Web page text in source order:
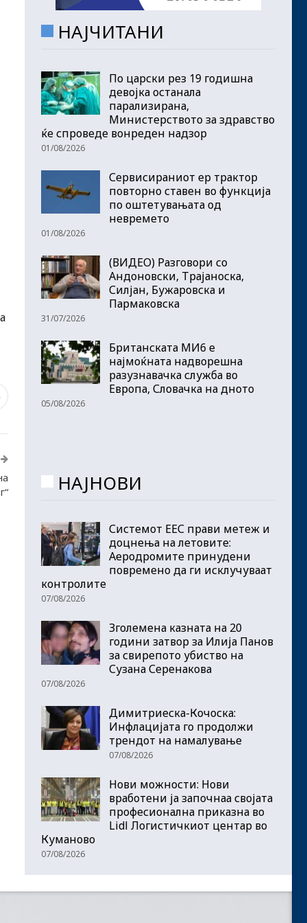
НАЈЧИТАНИ
По царски рез 19 годишна
девојка останала
парализирана,
Министерството за здравство
ќе спроведе вонреден надзор
01/08/2026
Сервисираниот ер трактор
повторно ставен во функција
по оштетувањата од
невремето
01/08/2026
(ВИДЕО) Разговори со
Андоновски, Трајаноска,
Силјан, Бужаровска и
Пармаковска
31/07/2026
Британската МИ6 е
најмоќната надворешна
разузнавачка служба во
Европа, Словачка на дното
05/08/2026
НАЈНОВИ
Системот ЕЕС прави метеж и
доцнења на летовите:
Аеродромите принудени
повремено да ги исклучуваат
контролите
07/08/2026
Зголемена казната на 20
години затвор за Илија Панов
за свирепото убиство на
Сузана Серенакова
07/08/2026
Димитриеска-Кочоска:
Инфлацијата го продолжи
трендот на намалување
07/08/2026
Нови можности: Нови
вработени ја започнаа својата
професионална приказна во
Lidl Логистичкиот центар во
Куманово
07/08/2026